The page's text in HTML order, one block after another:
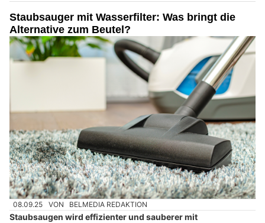
Staubsauger mit Wasserfilter: Was bringt die
Alternative zum Beutel?
08.09.25 VON BELMEDIA REDAKTION
Staubsaugen wird effizienter und sauberer mit